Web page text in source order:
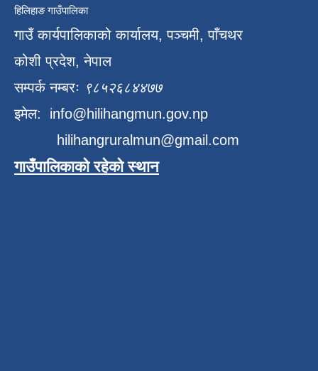
हिलिहाङ गाउँपालिका
गाउँ कार्यपालिकाको कार्यालय, पञ्चमी, पाँचथर
कोशी प्रदेश, नेपाल
सम्पर्क नम्बरः ९८५२६८४४७७
इमेल: info@hilihangmun.gov.np
hilihangruralmun@gmail.com
गाउँपालिकाको रहेको स्थान